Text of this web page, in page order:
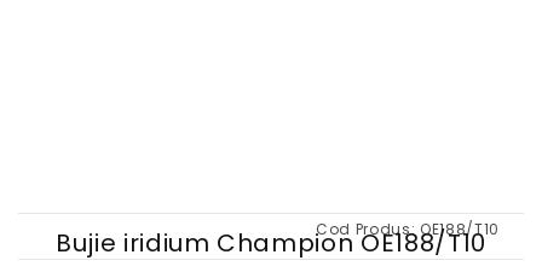
Cod Produs: OE188/T10
Bujie iridium Champion OE188/T10